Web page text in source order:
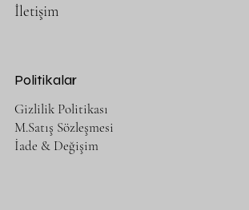
İletişim
Politikalar
Gizlilik Politikası
M.Satış Sözleşmesi
İade & Değişim